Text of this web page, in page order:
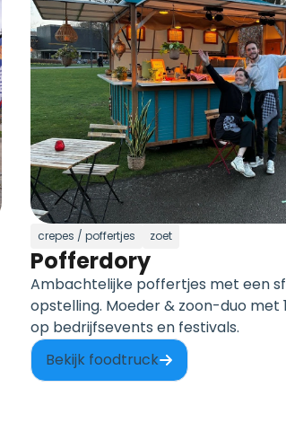
crepes / poffertjes zoet
Pofferdory
Ambachtelijke poffertjes met een
opstelling. Moeder & zoon-duo met
op bedrijfsevents en festivals.
Bekijk foodtruck